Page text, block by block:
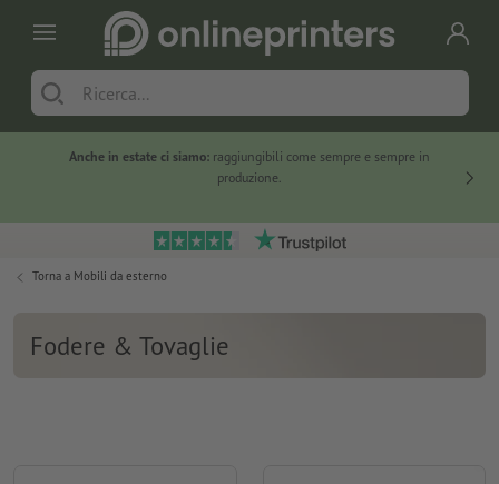
Anche in estate ci siamo: raggiungibili come sempre e sempre in
produzione.
Torna a Mobili da esterno
Fodere & Tovaglie